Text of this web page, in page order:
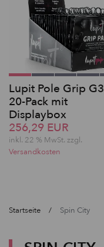
Lupit Pole Grip G3
20-Pack mit
Displaybox
256,29 EUR
inkl. 22 % MwSt. zzgl.
Versandkosten
Startseite Spin City